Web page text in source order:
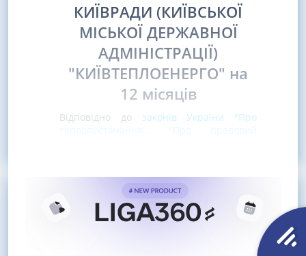
КИЇВРАДИ (КИЇВСЬКОЇ
МІСЬКОЇ ДЕРЖАВНОЇ
АДМІНІСТРАЦІЇ)
"КИЇВТЕПЛОЕНЕРГО" на
12 місяців
Відповідно до законів України "Про
теплопостачання"
"Про правовий